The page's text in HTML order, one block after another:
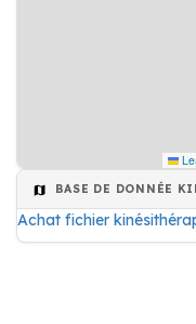
BASE DE DONNÉE
Achat fichier